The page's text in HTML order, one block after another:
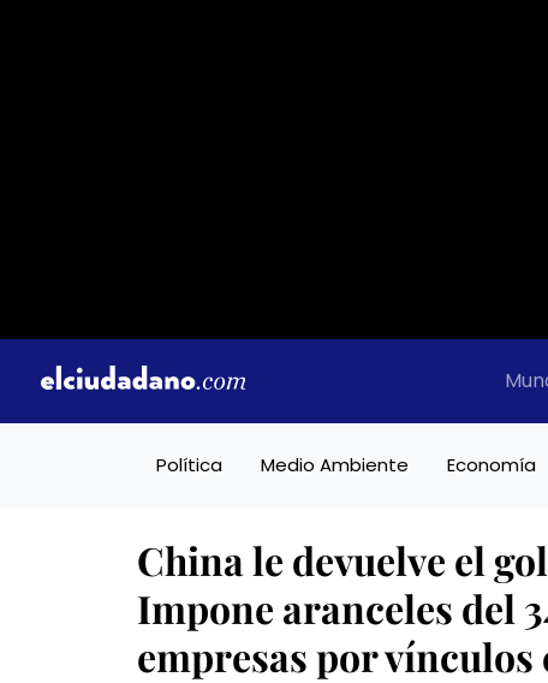
Política Medio Ambiente Economía
China le devuelve el
Impone aranceles del
empresas por vínculos